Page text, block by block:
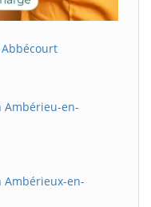
Ambérieu-en-
en-